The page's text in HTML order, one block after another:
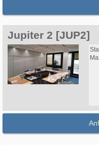
Jupiter 2 [JUP2]